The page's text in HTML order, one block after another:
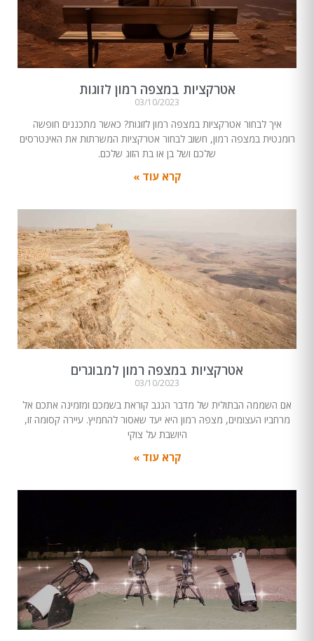
אטרקציות במצפה רמון לזוגות
03/10/2023
איך לבחור אטרקציות במצפה רמון לזוגות? כאשר מתכננים חופשה
רומנטית במצפה רמון, חשוב לבחור אטרקציות המשרתות את האינטרסים
שלכם ושל בן או בת הזוג שלכם.
קרא עוד »
אטרקציות במצפה רמון למבוגרים
03/10/2023
אם השממה הבתולית של מדבר הנגב קוראת בשמכם ומזמינה אתכם אל
מרחביו העצומים, מצפה רמון היא יעד שאסור להחמיץ. עיירה קסומה זו,
היושבת על צוקי
קרא עוד »